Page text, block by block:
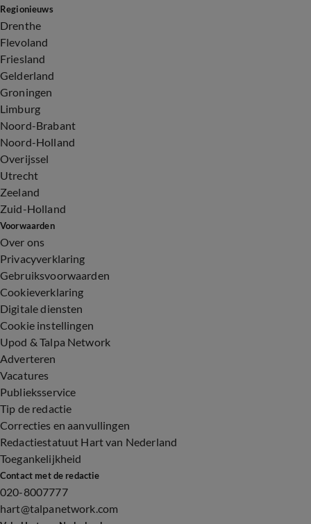
Regionieuws
Drenthe
Flevoland
Friesland
Gelderland
Groningen
Limburg
Noord-Brabant
Noord-Holland
Overijssel
Utrecht
Zeeland
Zuid-Holland
Voorwaarden
Over ons
Privacyverklaring
Gebruiksvoorwaarden
Cookieverklaring
Digitale diensten
Cookie instellingen
Upod & Talpa Network
Adverteren
Vacatures
Publieksservice
Tip de redactie
Correcties en aanvullingen
Redactiestatuut Hart van Nederland
Toegankelijkheid
Contact met de redactie
020-8007777
hart@talpanetwork.com